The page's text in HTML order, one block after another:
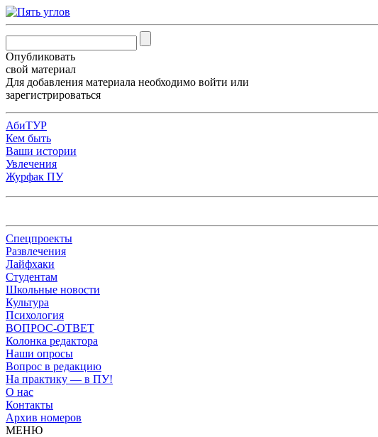
Опубликовать
свой материал
Для добавления материала необходимо войти или
зарегистрироваться
АбиТУР
Кем быть
Ваши истории
Увлечения
Журфак ПУ
Спецпроекты
Развлечения
Лайфхаки
Студентам
Школьные новости
Культура
Психология
ВОПРОС-ОТВЕТ
Колонка редактора
Наши опросы
Вопрос в редакцию
На практику — в ПУ!
О нас
Контакты
Архив номеров
МЕНЮ